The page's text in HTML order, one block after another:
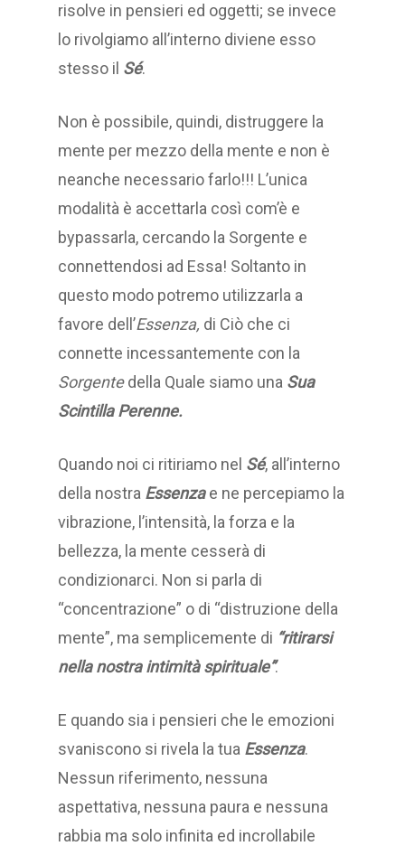
risolve in pensieri ed oggetti; se invece
lo rivolgiamo all’interno diviene esso
stesso il Sé.
Non è possibile, quindi, distruggere la
mente per mezzo della mente e non è
neanche necessario farlo!!! L’unica
modalità è accettarla così com’è e
bypassarla, cercando la Sorgente e
connettendosi ad Essa! Soltanto in
questo modo potremo utilizzarla a
favore dell’Essenza, di Ciò che ci
connette incessantemente con la
Sorgentedella Quale siamo una Sua
Scintilla Perenne.
Quando noi ci ritiriamo nel Sé, all’interno
della nostra Essenzae ne percepiamo la
vibrazione, l’intensità, la forza e la
bellezza, la mente cesserà di
condizionarci. Non si parla di
“concentrazione” o di “distruzione della
mente”, ma semplicemente di “ritirarsi
nella nostra intimità spirituale”.
E quando sia i pensieri che le emozioni
svaniscono si rivela la tua Essenza.
Nessun riferimento, nessuna
aspettativa, nessuna paura e nessuna
rabbia ma solo infinita ed incrollabile